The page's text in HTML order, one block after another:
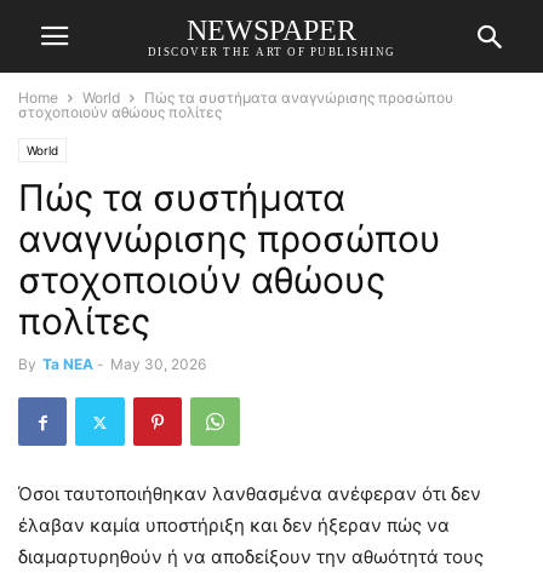
NEWSPAPER
DISCOVER THE ART OF PUBLISHING
Home World
Πώς τα συστήματα αναγνώρισης προσώπου
στοχοποιούν αθώους πολίτες
World
Πώς τα συστήματα
αναγνώρισης προσώπου
στοχοποιούν αθώους
πολίτες
By Ta NEA - May 30, 2026
Όσοι ταυτοποιήθηκαν λανθασμένα ανέφεραν ότι δεν
έλαβαν καμία υποστήριξη και δεν ήξεραν πώς να
διαμαρτυρηθούν ή να αποδείξουν την αθωότητά τους